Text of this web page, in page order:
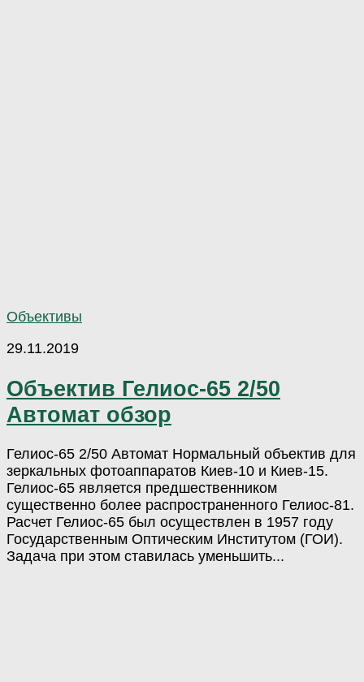
Объективы
29.11.2019
Объектив Гелиос-65 2/50
Автомат обзор
Гелиос-65 2/50 Автомат Нормальный объектив для
зеркальных фотоаппаратов Киев-10 и Киев-15.
Гелиос-65 является предшественником
существенно более распространенного Гелиос-81.
Расчет Гелиос-65 был осуществлен в 1957 году
Государственным Оптическим Институтом (ГОИ).
Задача при этом ставилась уменьшить...